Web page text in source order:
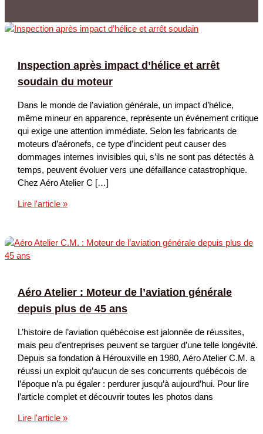
Inspection après impact d’hélice et arrêt
soudain du moteur
Dans le monde de l’aviation générale, un impact d’hélice,
même mineur en apparence, représente un événement critique
qui exige une attention immédiate. Selon les fabricants de
moteurs d’aéronefs, ce type d’incident peut causer des
dommages internes invisibles qui, s’ils ne sont pas détectés à
temps, peuvent évoluer vers une défaillance catastrophique.
Chez Aéro Atelier C […]
Inspection
d’hélice
et
du
moteur
Lire l'article »
Aéro Atelier : Moteur de l’aviation générale
depuis plus de 45 ans
L’histoire de l’aviation québécoise est jalonnée de réussites,
mais peu d’entreprises peuvent se targuer d’une telle longévité.
Depuis sa fondation à Hérouxville en 1980, Aéro Atelier C.M. a
réussi un exploit qu’aucun de ses concurrents québécois de
l’époque n’a pu égaler : perdurer jusqu’à aujourd’hui. Pour lire
l’article complet et découvrir toutes les photos dans
Aéro
Lire l'article »